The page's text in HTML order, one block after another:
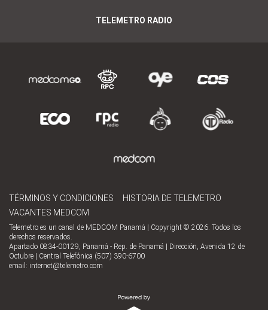
TELEMETRO RADIO
TÉRMINOS Y CONDICIONES
HISTORIA DE TELEMETRO
VACANTES MEDCOM
Telemetro es un canal de MEDCOM Panamá | Copyright © 2026. Todos los
derechos reservados.
Apartado 0834-00129, Panamá - Rep. de Panamá | Dirección, Avenida 12 de
Octubre | Central Telefónica (507) 390-6700
email: internet@telemetro.com